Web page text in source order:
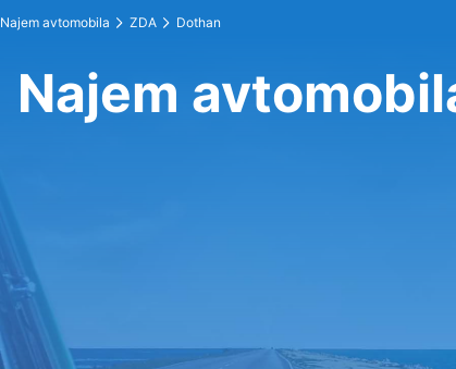
Najem avtomobila ZDA Dothan
Najem